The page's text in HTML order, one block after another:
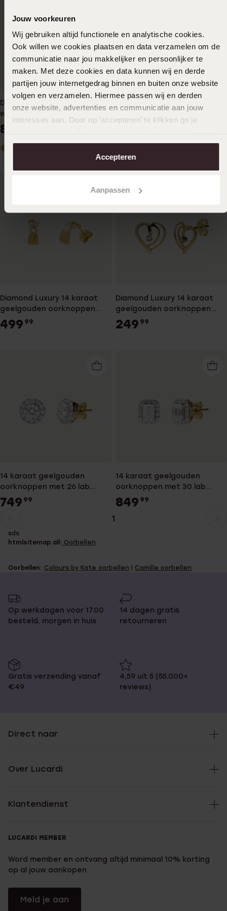
Jouw voorkeuren
Wij gebruiken altijd functionele en analytische cookies.
Ook willen we cookies plaatsen en data verzamelen om de
communicatie naar jou makkelijker en persoonlijker te
maken. Met deze cookies en data kunnen wij en derde
partijen jouw internetgedrag binnen en buiten onze website
volgen en verzamelen. Hiermee passen wij en derden
onze website, advertenties en communicatie aan jouw
interesses aan. Door op ‘accepteren’ te klikken ga je
aanpassen. Lees er meer over in onscookiebeleid.
Accepteren
Aanpassen
Diamond Luxury 14 karaat
witgouden oorringen met
diamant 0.15ct voor dames
849
Diamond Luxury 14 karaat
geelgouden oorknoppen
hart met 4 diamanten voor
479
Diamond Luxury 14 karaat
geelgouden oorknoppen
met diamant 0,03ct voor
dames
499 99
Diamond Luxury 14 karaat
geelgouden oorknoppen
hart met diamant 0,03ct
voor dames
249 99
14 karaat geelgouden
oorknoppen met 26 lab
grown diamanten 0,50ct
voor dames
749 99
14 karaat geelgouden
oorknoppen met 30 lab
grown diamanten voor
dames
849 99
pagina
1
naar
sds
htmlsitemap.all: Oorbellen
Oorbellen: Colours by Kate oorbellen Camille oorbellen
Op werkdagen voor 17.00
besteld, morgen in huis
14 dagen gratis
retourneren
Gratis verzending vanaf
€49
4,59 uit 5 (55.000+
reviews)
Direct naar
Over Lucardi
Klantendienst
LUCARDI MEMBER
Word member en ontvang altijd minimaal 10% korting
op al jouw aankopen
Meld je aan